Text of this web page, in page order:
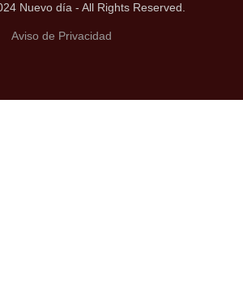
Nuevo día - All Rights Reserved.
Aviso de Privacidad